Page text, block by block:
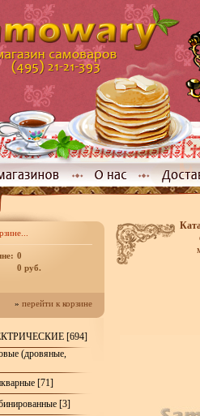
0
0 руб.
» перейти к корзине
[694]
(дровяные,
[71]
[3]